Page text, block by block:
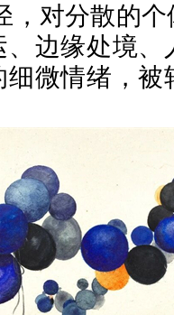
，对分散的
边缘处境
细微情绪，